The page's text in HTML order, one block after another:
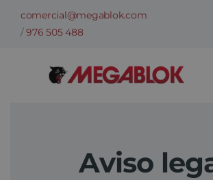
Saltarcomercial@megablok.com
/976 505 488
Aviso